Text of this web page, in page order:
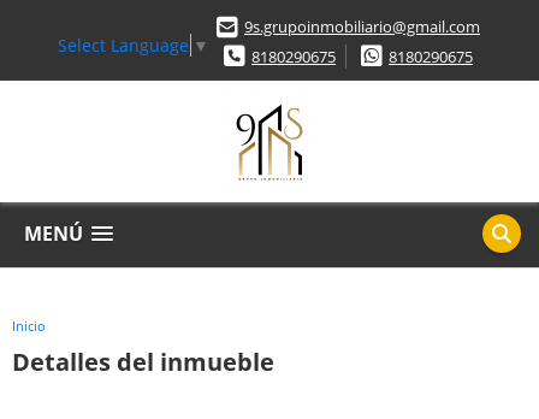
Select Language ▼
9s.grupoinmobiliario@gmail.com
8180290675
8180290675
MENÚ
Inicio
Detalles del inmueble